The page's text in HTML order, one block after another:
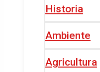
Historia
Ambiente
Agricultura